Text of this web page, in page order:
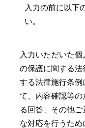
入力の前に以下
い。
入力いただいた
の保護に関する法
する法律施行条例
て、内容確認等
る回答、その他
な対応を行うため